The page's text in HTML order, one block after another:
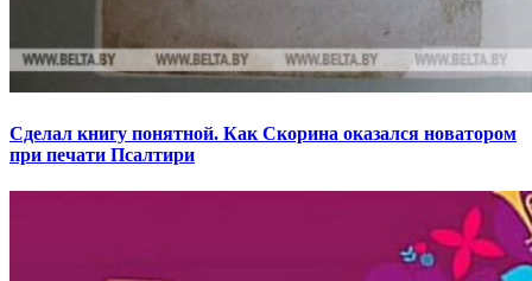
Сделал книгу понятной. Как Скорина оказался новатором
при печати Псалтири